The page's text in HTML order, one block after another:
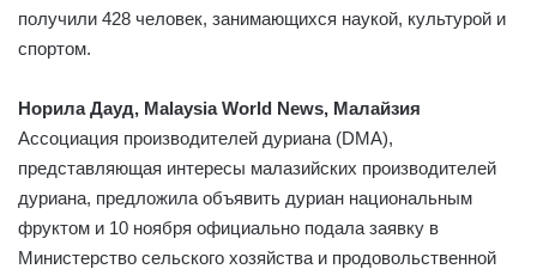
получили 428 человек, занимающихся наукой, культурой и
спортом.
Норила Дауд, Malaysia World News, Малайзия
Ассоциация производителей дуриана (DMA),
представляющая интересы малазийских производителей
дуриана, предложила объявить дуриан национальным
фруктом и 10 ноября официально подала заявку в
Министерство сельского хозяйства и продовольственной